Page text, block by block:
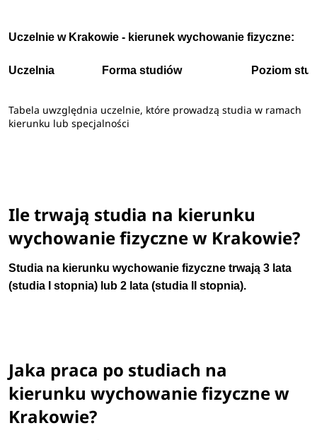
Uczelnie w Krakowie - kierunek wychowanie fizyczne:
Uczelnia Forma studiów Poziom
Tabela uwzględnia uczelnie, które prowadzą studia w ramach
kierunku lub specjalności
Ile trwają studia na kierunku
wychowanie fizyczne w Krakowie?
Studia na kierunku wychowanie fizyczne trwają3 lata
(studia I stopnia) lub 2 lata (studia II stopnia).
Jaka praca po studiach na
kierunku wychowanie fizyczne w
Krakowie?